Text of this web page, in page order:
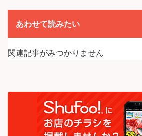
あわせて読みたい
関連記事がみつかりません